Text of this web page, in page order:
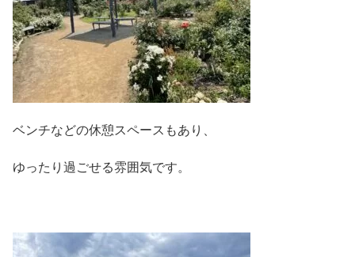
ベンチなどの休憩スペースもあり、
ゆったり過ごせる雰囲気です。